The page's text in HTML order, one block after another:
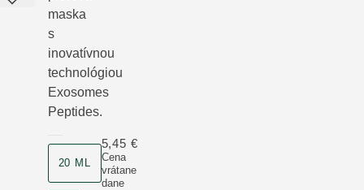
maska
s
inovatívnou
technológiou
Exosomes
Peptides.
veľkosť produktu
20 ML
Cena
vrátane
dane
5,45 €